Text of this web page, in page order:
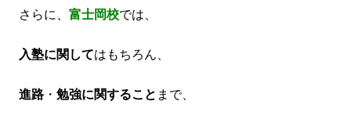
さらに、 富士岡校では、
入塾に関してはもちろん、
進路 ・ 勉強に関すること まで、